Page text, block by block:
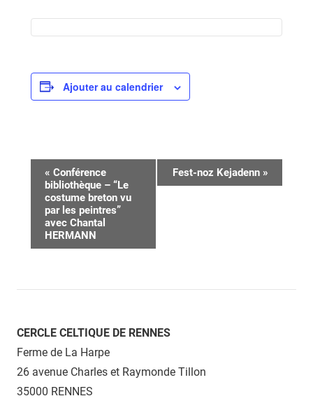
Ajouter au calendrier
Navigation
Évènement
« Conférence
bibliothèque – “Le
costume breton vu
par les peintres”
avec Chantal
HERMANN
Fest-noz Kejadenn »
CERCLE CELTIQUE DE RENNES
Ferme de La Harpe
26 avenue Charles et Raymonde Tillon
35000 RENNES